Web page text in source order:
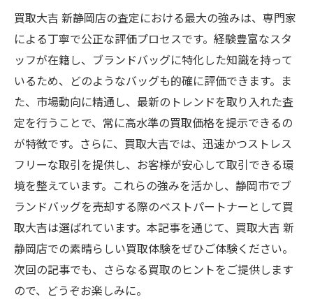
買取大吉 新静岡店の査定における最大の強みは、専門家
による丁寧で公正な評価プロセスです。経験豊富なスタ
ッフが在籍し、ブランドバッグに特化した知識を持って
いるため、どのようなバッグも的確に評価できます。ま
た、市場動向に精通し、最新のトレンドを取り入れた査
定を行うことで、常に高水準の買取価格を提示できるの
が特徴です。さらに、買取大吉では、迅速かつストレス
フリーな取引を提供し、お客様が安心して取引できる環
境を整えています。これらの強みを活かし、静岡市でブ
ランドバッグを売却する際のベストパートナーとして買
取大吉は選ばれています。本記事を通じて、買取大吉 新
静岡店での素晴らしい買取体験をぜひご体験ください。
次回の記事でも、さらなる買取のヒントをご提供します
ので、どうぞお楽しみに。